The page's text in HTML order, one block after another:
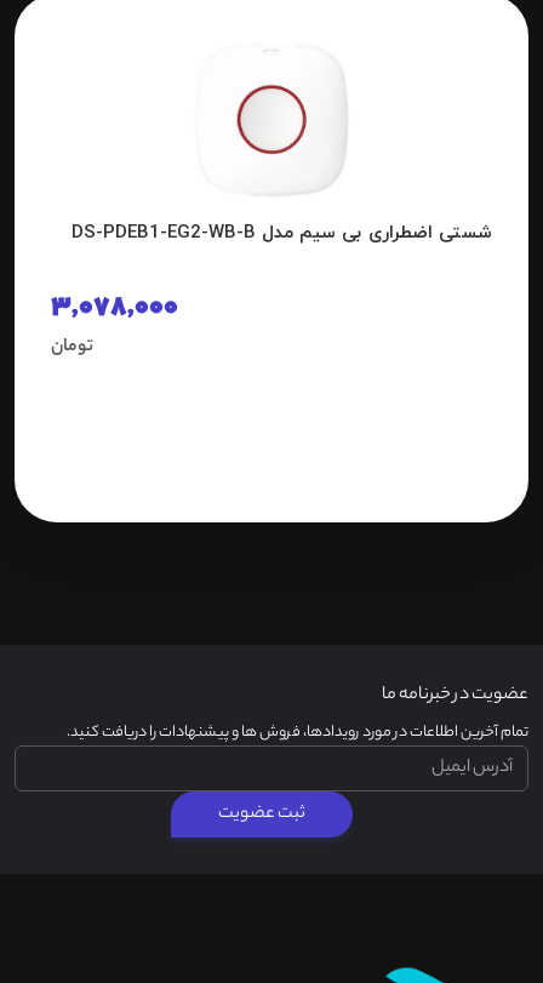
شستی اضطراری بی سیم مدل DS-PDEB1-EG2-WB-B
3,078,000
تومان
عضویت در خبرنامه ما
تمام آخرین اطلاعات در مورد رویدادها، فروش ها و پیشنهادات را دریافت کنید.
ثبت عضویت